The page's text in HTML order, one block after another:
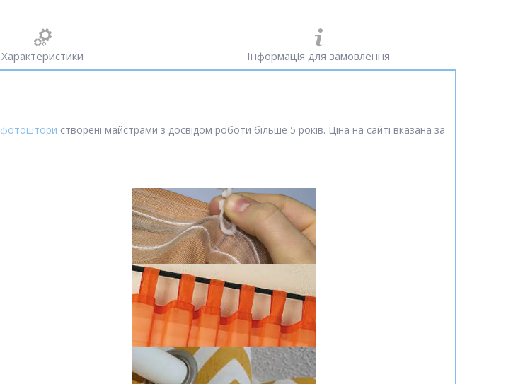
Характеристики Інформація для замовлення
фотоштори створені майстрами з досвідом роботи більше 5 років. Ціна на сайті вказана за